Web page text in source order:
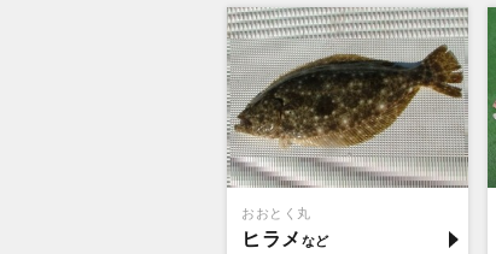
おおとく丸
ヒラメ